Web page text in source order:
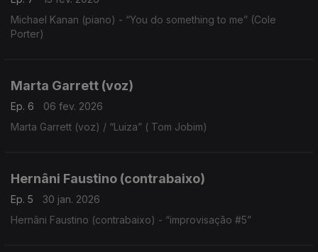
Michael Kanan (piano) - “You do something to me” (Cole
Porter)
Marta Garrett (voz)
Ep. 6
06 fev. 2026
Marta Garrett (voz) / “Luiza” ( Tom Jobim)
Hernâni Faustino (contrabaixo)
Ep. 5
30 jan. 2026
Hernâni Faustino (contrabaixo) - “improvisação #5”